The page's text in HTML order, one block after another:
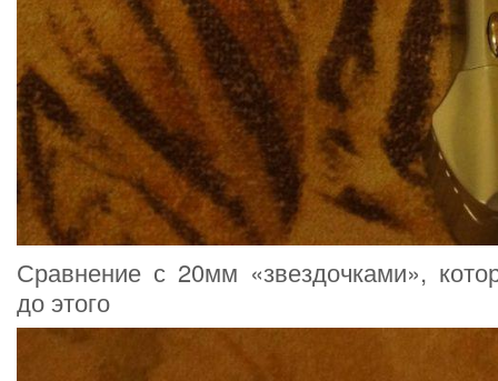
Сравнение с 20мм «звездочками»,
до этого